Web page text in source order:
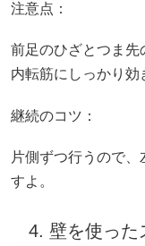
注意点：
前足のひざとつま先
内転筋にしっかり効
継続のコツ：
片側ずつ行うので
すよ。
4. 壁を使った